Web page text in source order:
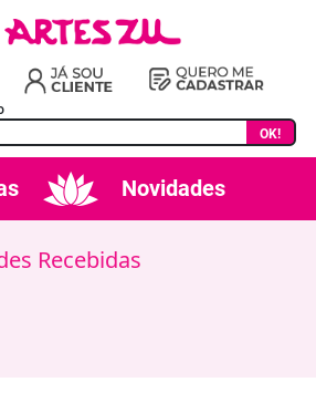
OK!
Novidades
Recebidas